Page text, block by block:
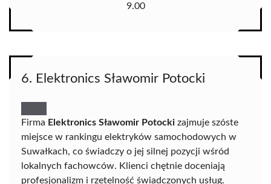
9.00
6. Elektronics Sławomir Potocki
Firma Elektronics Sławomir Potocki zajmuje szóste
miejsce w rankingu elektryków samochodowych w
Suwałkach, co świadczy o jej silnej pozycji wśród
lokalnych fachowców. Klienci chętnie doceniają
profesjonalizm i rzetelność świadczonych usług.